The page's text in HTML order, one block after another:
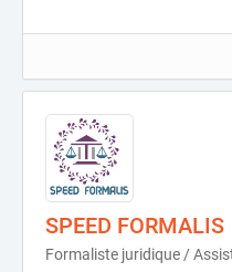
SPEED FORMALIS
Formaliste juridique /